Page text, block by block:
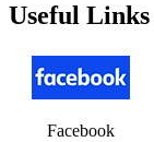
Useful Links
Facebook